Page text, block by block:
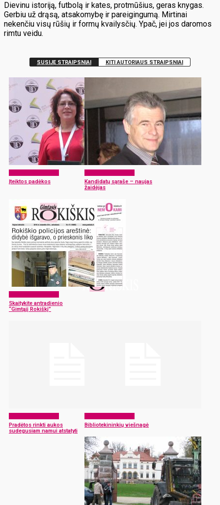
Dievinu istoriją, futbolą ir kates, protmūšius, geras knygas.
Gerbiu už drąsą, atsakomybę ir pareigingumą. Mirtinai
nekenčiu visų rūšių ir formų kvailysčių. Ypač, jei jos daromos
rimtu veidu.
SUSIJĘ STRAIPSNIAI KITI AUTORIAUS STRAIPSNIAI
Įteiktos padėkos
Kandidatų sąraše – naujas
žaidėjas
Skaitykite antradienio
“Gimtąjį Rokiškį”
Pradėtos rinkti aukos
sudegusiam namui atstatyti
Bibliotekininkių viešnagė